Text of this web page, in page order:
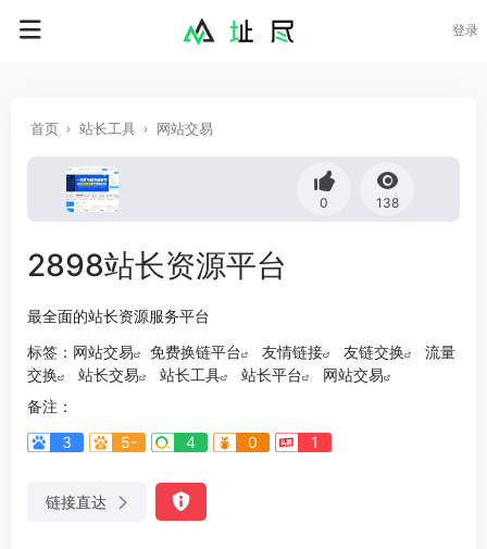
登录
首页 站长工具 网站交易
0 138
2898站长资源平台
最全面的站长资源服务平台
标签： 网站交易 免费换链平台 友情链接 友链交换
流量
交换
站长交易 站长工具 站长平台
网站交易
备注：
3
5- 4 0 1
链接直达